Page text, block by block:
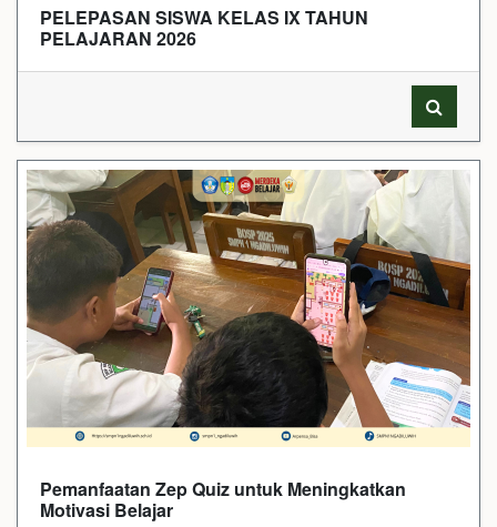
PELEPASAN SISWA KELAS IX TAHUN
PELAJARAN 2026
Pemanfaatan Zep Quiz untuk Meningkatkan
Motivasi Belajar